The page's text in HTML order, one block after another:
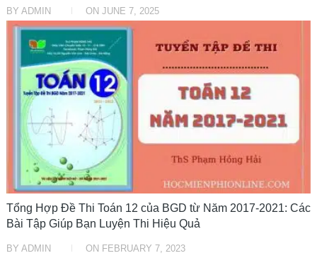
BY ADMIN ON JUNE 7, 2025
ĐỀ THI
Tổng Hợp Đề Thi Toán 12 của BGD từ Năm 2017-2021: Các
Bài Tập Giúp Bạn Luyện Thi Hiệu Quả
BY ADMIN ON FEBRUARY 7, 2023